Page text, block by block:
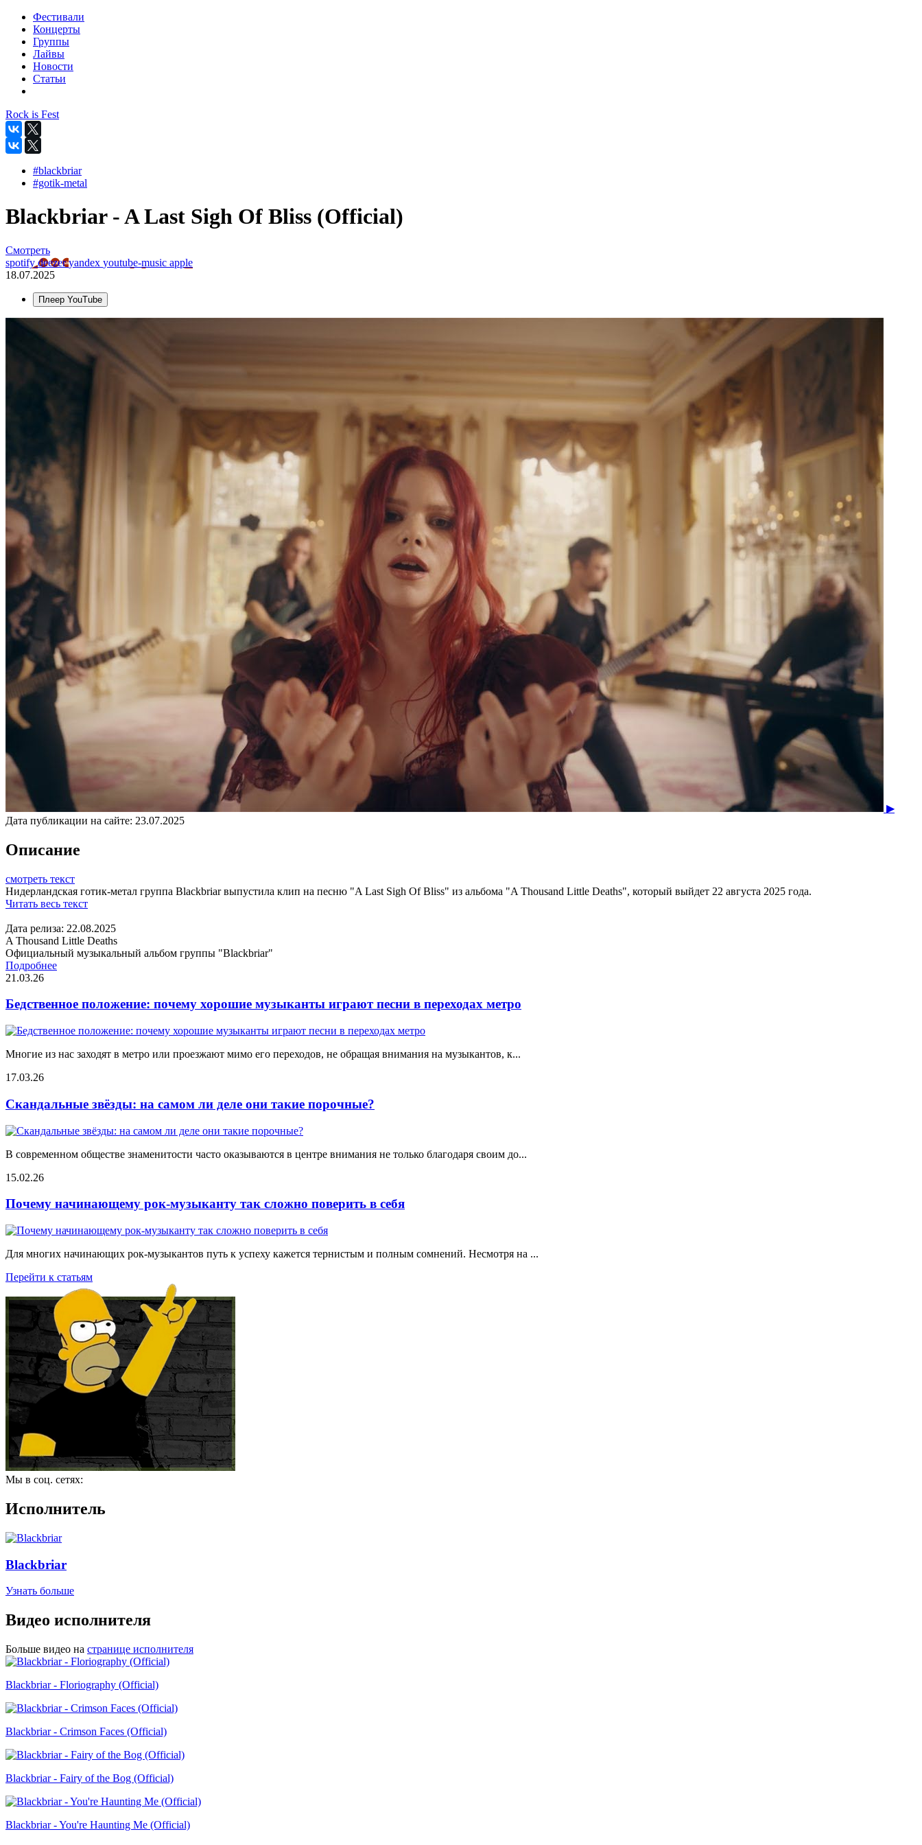
Фестивали
Концерты
Группы
Лайвы
Новости
Статьи
Rock is Fest
#blackbriar
#gotik-metal
Blackbriar - A Last Sigh Of Bliss (Official)
Смотреть
spotifydeezeryandex youtube-music apple
18.07.2025
Плеер YouTube
▶
Дата публикации на сайте: 23.07.2025
Описание
смотреть текст
Нидерландская готик-метал группа Blackbriar выпустила клип на песню "A Last Sigh Of Bliss" из альбома "A Thousand Little Deaths", который выйдет 22 августа 2025 года.
Читать весь текст
Дата релиза: 22.08.2025
A Thousand Little Deaths
Официальный музыкальный альбом группы "Blackbriar"
Подробнее
21.03.26
Бедственное положение: почему хорошие музыканты играют песни в переходах метро
Многие из нас заходят в метро или проезжают мимо его переходов, не обращая внимания на музыкантов, к...
17.03.26
Скандальные звёзды: на самом ли деле они такие порочные?
В современном обществе знаменитости часто оказываются в центре внимания не только благодаря своим до...
15.02.26
Почему начинающему рок-музыканту так сложно поверить в себя
Для многих начинающих рок-музыкантов путь к успеху кажется тернистым и полным сомнений. Несмотря на ...
Перейти к статьям
Мы в соц. сетях:
Исполнитель
Blackbriar
Узнать больше
Видео исполнителя
Больше видео на странице исполнителя
Blackbriar - Floriography (Official)
Blackbriar - Crimson Faces (Official)
Blackbriar - Fairy of the Bog (Official)
Blackbriar - You're Haunting Me (Official)